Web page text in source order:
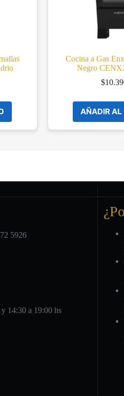
Cocina a Gas
Negro
$
AÑADIR AL
5926
14:30 a 19:00 hs